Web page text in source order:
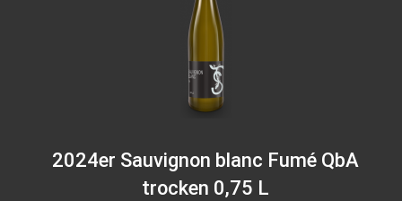
2024er Sauvignon blanc Fumé QbA
trocken 0,75 L